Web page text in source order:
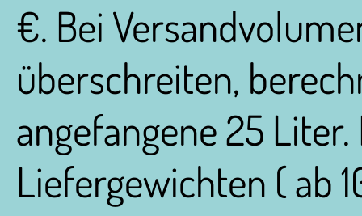
€. Bei
überschreiten,
angefangene 25
Liefergewichten ( ab